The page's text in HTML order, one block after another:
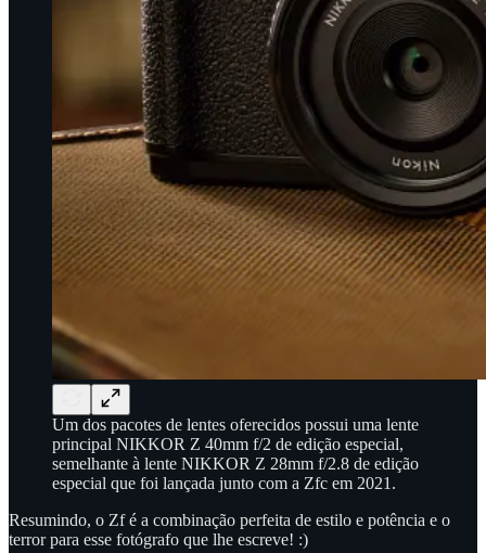
Um dos pacotes de lentes oferecidos possui uma lente
principal NIKKOR Z 40mm f/2 de edição especial,
semelhante à lente NIKKOR Z 28mm f/2.8 de edição
especial que foi lançada junto com a Zfc em 2021.
Resumindo, o Zf é a combinação perfeita de estilo e potência e o
terror para esse fotógrafo que lhe escreve! :)